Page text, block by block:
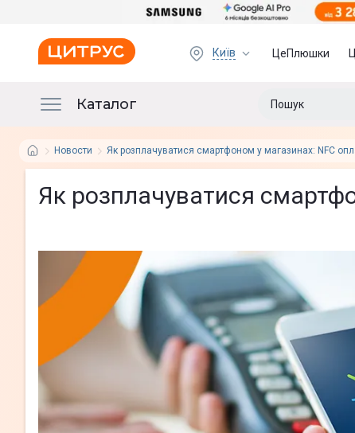
Київ ЦеПлюшки
Каталог
Новости Як розплачуватися смартфоном у магазинах: NFC
Як розплачуватися